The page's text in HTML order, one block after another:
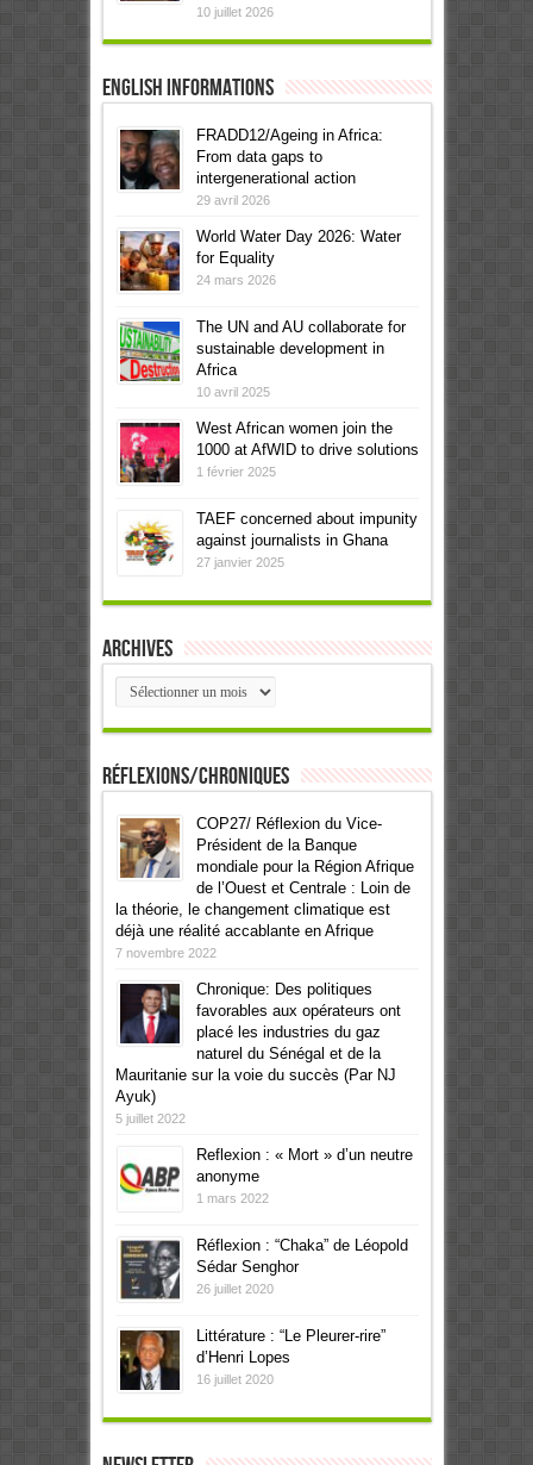
10 juillet 2026
English informations
FRADD12/Ageing in Africa:
From data gaps to
intergenerational action
29 avril 2026
World Water Day 2026: Water
for Equality
24 mars 2026
The UN and AU collaborate for
sustainable development in
Africa
10 avril 2025
West African women join the
1000 at AfWID to drive solutions
1 février 2025
TAEF concerned about impunity
against journalists in Ghana
27 janvier 2025
Archives
Archives
Réflexions/Chroniques
COP27/ Réflexion du Vice-
Président de la Banque
mondiale pour la Région Afrique
de l’Ouest et Centrale : Loin de
la théorie, le changement climatique est
déjà une réalité accablante en Afrique
7 novembre 2022
Chronique: Des politiques
favorables aux opérateurs ont
placé les industries du gaz
naturel du Sénégal et de la
Mauritanie sur la voie du succès (Par NJ
Ayuk)
5 juillet 2022
Reflexion : « Mort » d’un neutre
anonyme
1 mars 2022
Réflexion : “Chaka” de Léopold
Sédar Senghor
26 juillet 2020
Littérature : “Le Pleurer-rire”
d’Henri Lopes
16 juillet 2020